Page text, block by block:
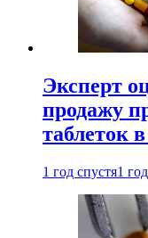
Эксперт
продажу
таблеток
1 год спустя1